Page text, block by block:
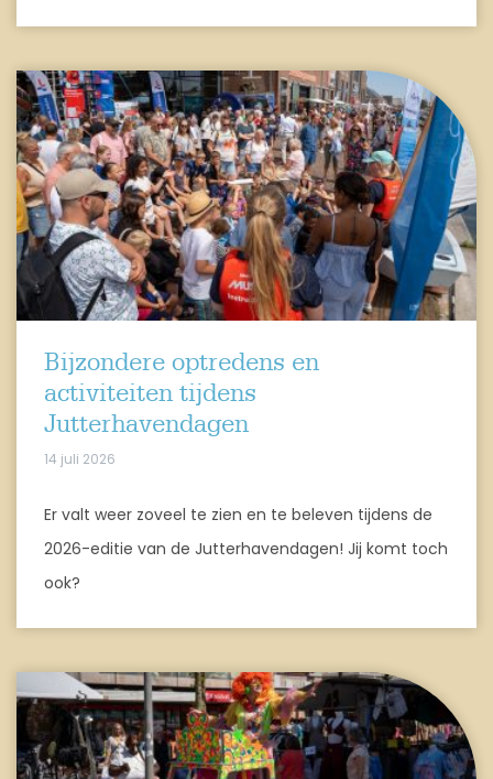
Bijzondere optredens en
activiteiten tijdens
Jutterhavendagen
14 juli 2026
Er valt weer zoveel te zien en te beleven tijdens de
2026-editie van de Jutterhavendagen! Jij komt toch
ook?